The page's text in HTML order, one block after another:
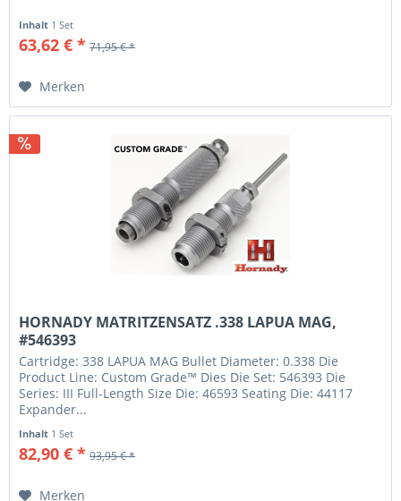
Inhalt 1 Set
63,62 € * 71,95 € *
Merken
HORNADY MATRITZENSATZ .338 LAPUA MAG,
#546393
Cartridge: 338 LAPUA MAG Bullet Diameter: 0.338 Die
Product Line: Custom Grade™ Dies Die Set: 546393 Die
Series: III Full-Length Size Die: 46593 Seating Die: 44117
Expander...
Inhalt 1 Set
82,90 € * 93,95 € *
Merken